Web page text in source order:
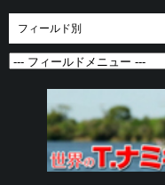
フィールド別